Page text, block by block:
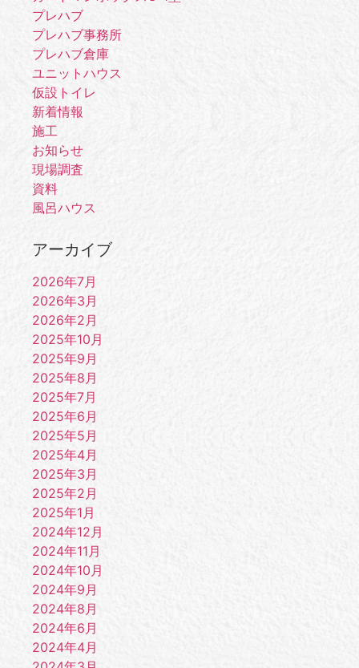
プレハブ
プレハブ事務所
プレハブ倉庫
ユニットハウス
仮設トイレ
新着情報
施工
お知らせ
現場調査
資料
風呂ハウス
アーカイブ
2026年7月
2026年3月
2026年2月
2025年10月
2025年9月
2025年8月
2025年7月
2025年6月
2025年5月
2025年4月
2025年3月
2025年2月
2025年1月
2024年12月
2024年11月
2024年10月
2024年9月
2024年8月
2024年6月
2024年4月